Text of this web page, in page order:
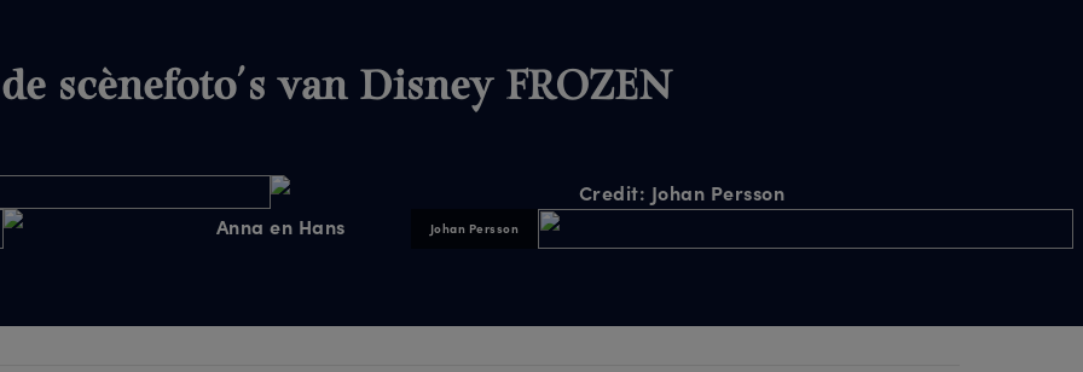
scènefoto's van Disney FROZEN
Johan Persson